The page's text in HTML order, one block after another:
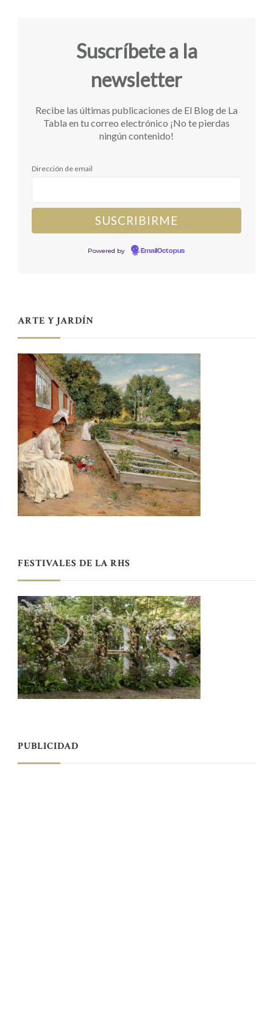
Suscríbete a la
newsletter
Recibe las últimas publicaciones de El Blog de La
Tabla en tu correo electrónico ¡No te pierdas
ningún contenido!
Dirección de email
Powered by EmailOctopus
ARTE Y JARDÍN
FESTIVALES DE LA RHS
PUBLICIDAD